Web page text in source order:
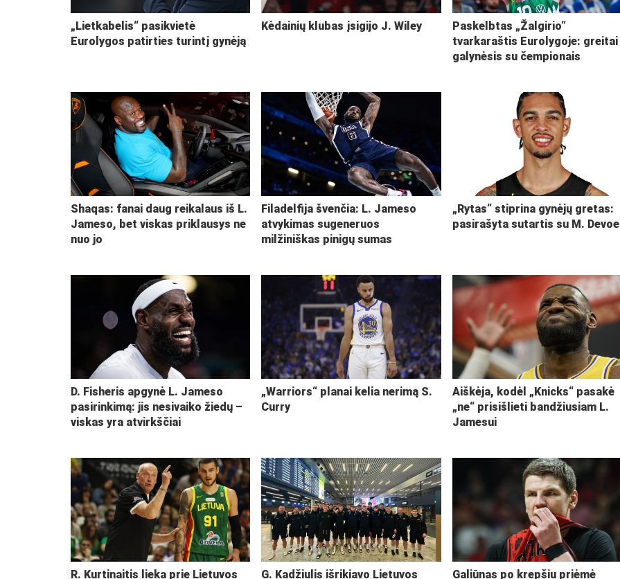
„Lietkabelis“ pasikvietė
Eurolygos patirties turintį gynėją
Kėdainių klubas įsigijo J. Wiley
Paskelbtas „Žalgirio“
tvarkaraštis Eurolygoje: greitai
galynėsis su čempionais
Shaqas: fanai daug reikalaus iš L.
Jameso, bet viskas priklausys ne
nuo jo
Filadelfija švenčia: L. Jameso
atvykimas sugeneruos
milžiniškas pinigų sumas
„Rytas“ stiprina gynėjų gretas:
pasirašyta sutartis su M. Devoe
D. Fisheris apgynė L. Jameso
pasirinkimą: jis nesivaiko žiedų –
viskas yra atvirkščiai
„Warriors“ planai kelia nerimą S.
Curry
Aiškėja, kodėl „Knicks“ pasakė
„ne“ prisišlieti bandžiusiam L.
Jamesui
R. Kurtinaitis lieka prie Lietuvos G. Kadžiulis išrikiavo Lietuvos Galiūnas po krepšiu priėmė